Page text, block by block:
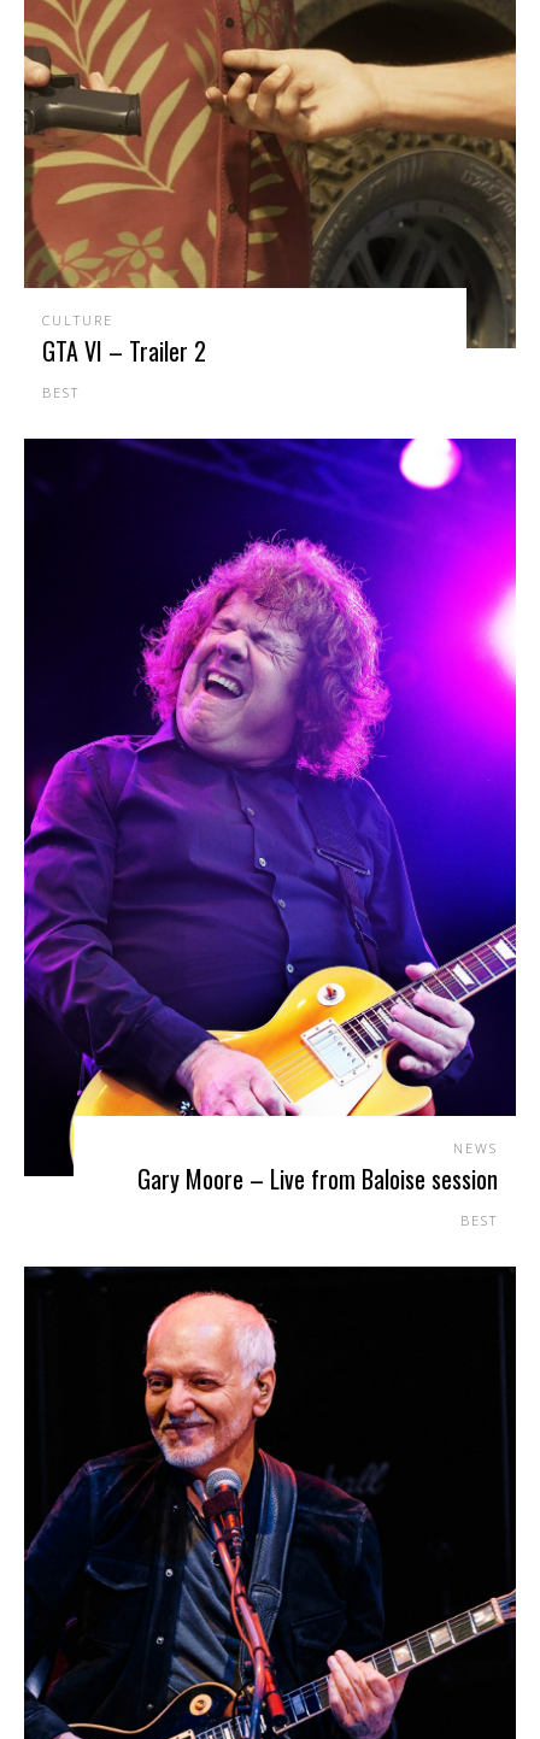
CULTURE
GTA VI – Trailer 2
BEST
NEWS
Gary Moore – Live from Baloise session
BEST